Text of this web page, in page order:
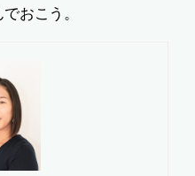
おこう。